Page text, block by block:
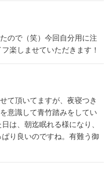
ので（笑）今回自分用に注
楽しませていただきます！
て頂いてますが、夜寝つき
意識して青竹踏みをしてい
は、朝迄眠れる様になり、
ぱり良いのですね。有難う御